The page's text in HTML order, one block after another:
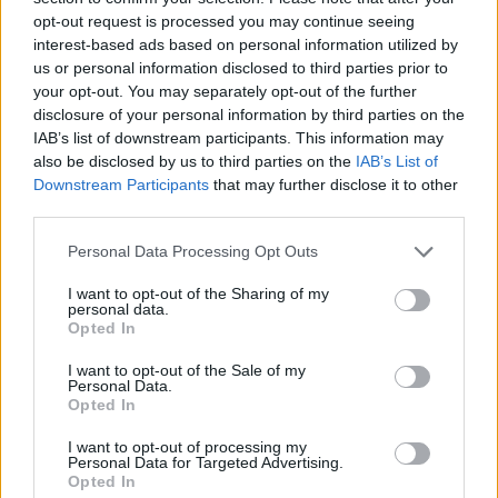
opt-out request is processed you may continue seeing
interest-based ads based on personal information utilized by
us or personal information disclosed to third parties prior to
your opt-out. You may separately opt-out of the further
disclosure of your personal information by third parties on the
IAB’s list of downstream participants. This information may
also be disclosed by us to third parties on the IAB’s List of
Downstream Participants that may further disclose it to other
Personal Data Processing Opt Outs
I want to opt-out of the Sharing of my
personal data.
Opted In
I want to opt-out of the Sale of my
Personal Data.
Opted In
I want to opt-out of processing my
Personal Data for Targeted Advertising.
Opted In
δισ. ευρώ
IAB Hellas: Νέα Διοικούσα Επιτροπή και νέο Διοικητικό Συμβούλιο -
Πρόεδρος ο Γαληνός Γιαγλής
αποδοτικότητας
Το FIAT 500 Hybrid τώρα από 18.990 ευρώ
Ντουράντ: "Ο Γιάννης θα
μπορούσε να 'ναι ο κορυφαίος
όλων"! (vid)
Παναθηναϊκού με τέσσερις
συμπατριώτες τους στη Μύκονο